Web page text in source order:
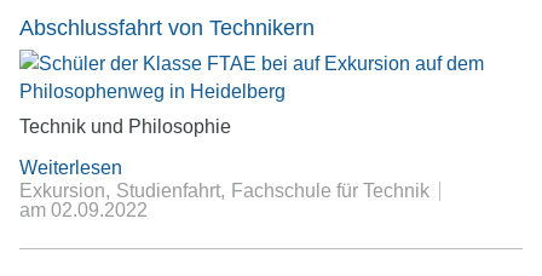
Abschlussfahrt von Technikern
Technik und Philosophie
Weiterlesen
Exkursion
Studienfahrt
Fachschule für Technik
am 02.09.2022